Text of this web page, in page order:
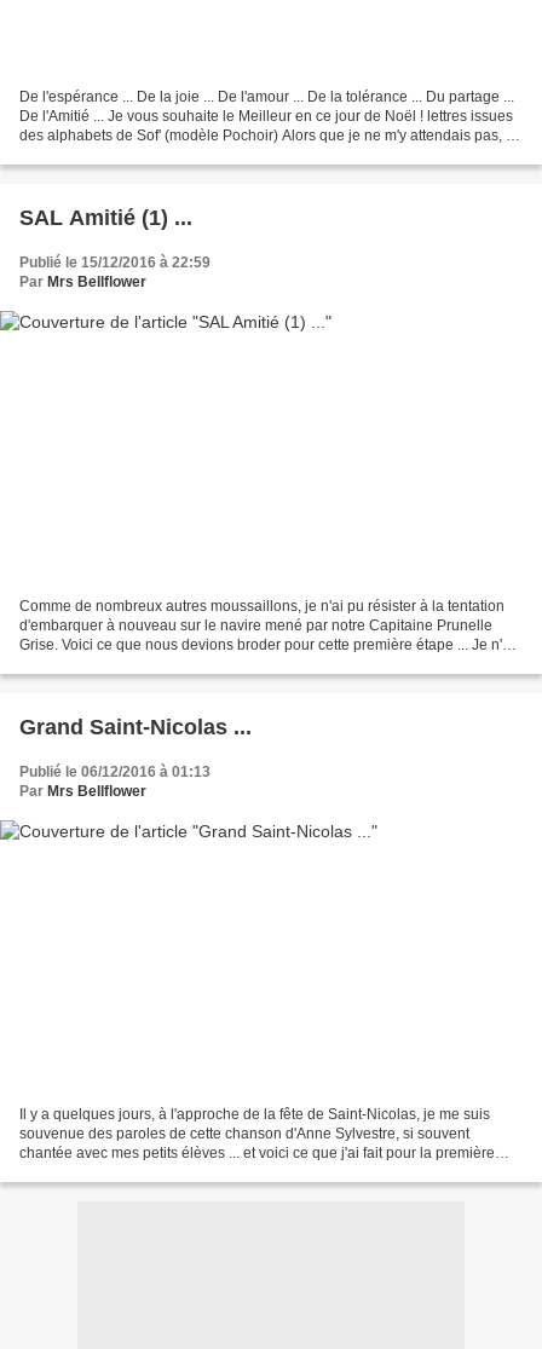
De l'espérance ... De la joie ... De l'amour ... De la tolérance ... Du partage ...
De l'Amitié ... Je vous souhaite le Meilleur en ce jour de Noël ! lettres issues
des alphabets de Sof' (modèle Pochoir) Alors que je ne m'y attendais pas, un
SAL Amitié (1) ...
Publié le 15/12/2016 à 22:59
Par Mrs Bellflower
Comme de nombreux autres moussaillons, je n'ai pu résister à la tentation
d'embarquer à nouveau sur le navire mené par notre Capitaine Prunelle
Grise. Voici ce que nous devions broder pour cette première étape ... Je n'ai
Grand Saint-Nicolas ...
Publié le 06/12/2016 à 01:13
Par Mrs Bellflower
Il y a quelques jours, à l'approche de la fête de Saint-Nicolas, je me suis
souvenue des paroles de cette chanson d'Anne Sylvestre, si souvent
chantée avec mes petits élèves ... et voici ce que j'ai fait pour la première